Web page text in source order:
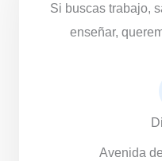
Si buscas trabajo,
enseñar,
Avenida